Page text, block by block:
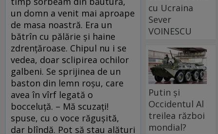
un domn a venit mai aproape
de masa noastră. Era un
bătrîn cu pălărie şi haine
zdrenţăroase. Chipul nu i se
vedea, doar sclipirea ochilor
galbeni. Se sprijinea de un
baston din lemn roşu, care
avea în vîrf legată o
bocceluţă. – Mă scuzaţi!
spuse, cu o voce răguşită,
dar blîndă. Pot să stau alături
cu Ucraina
Sever
VOINESCU
Putin și
Occidentul Al
treilea război
mondial?